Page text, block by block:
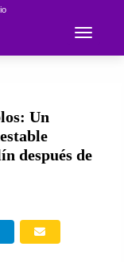
Toggle
Un
después de